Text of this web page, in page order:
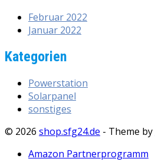
Februar 2022
Januar 2022
Kategorien
Powerstation
Solarpanel
sonstiges
© 2026 shop.sfg24.de - Theme by
Amazon Partnerprogramm